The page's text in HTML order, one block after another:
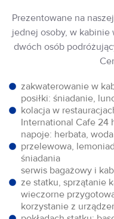
Prezentowane na
jednej osoby, w kabinie
dwóch osób
zakwaterowanie w
posiłki: śniadanie,
kolacja w
International Cafe 24
napoje: herbata,
przelewowa,
śniadania
serwis bagażowy i
ze statku, sprzątanie
wieczorne
korzystanie z